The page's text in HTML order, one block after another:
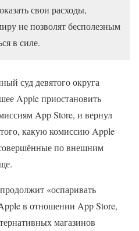
свои расходы,
не позволят бесполезным
в силе.
суд девятого округа
Apple приостановить
App Store, и вернул
того, какую комиссию Apple
по внешним
«оспаривать
в отношении App Store,
магазинов